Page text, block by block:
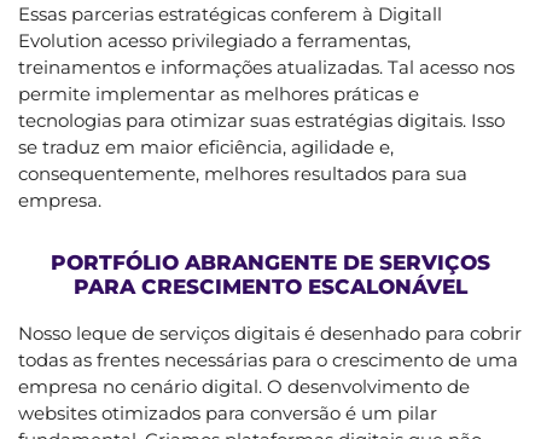
Essas parcerias estratégicas conferem à Digitall
Evolution acesso privilegiado a ferramentas,
treinamentos e informações atualizadas. Tal acesso nos
permite implementar as melhores práticas e
tecnologias para otimizar suas estratégias digitais. Isso
se traduz em maior eficiência, agilidade e,
consequentemente, melhores resultados para sua
empresa.
PORTFÓLIO ABRANGENTE DE SERVIÇOS
PARA CRESCIMENTO ESCALONÁVEL
Nosso leque de serviços digitais é desenhado para cobrir
todas as frentes necessárias para o crescimento de uma
empresa no cenário digital. O desenvolvimento de
websites otimizados para conversão é um pilar